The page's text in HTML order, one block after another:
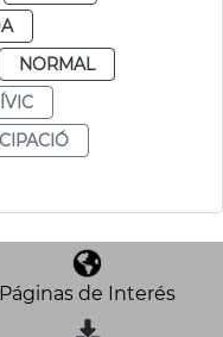
NORMAL
Páginas de Interés